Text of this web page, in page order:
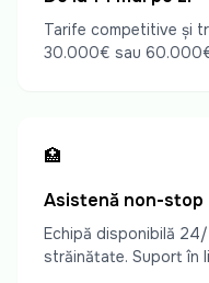
Tarife competitive și
30.000€ sau
🏥
Asistență non-stop
Echipă disponibilă
străinătate. Suport în